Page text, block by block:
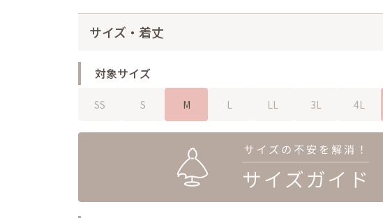
サイズ・着丈
対象サイズ
SS S M L LL 3L 4L